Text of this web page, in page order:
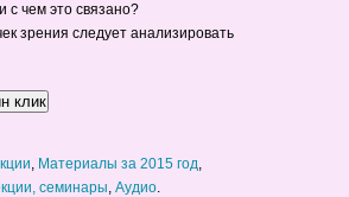
с чем это связано?
зрения следует анализировать
, Материалы за 2015 год,
семинары, Аудио.